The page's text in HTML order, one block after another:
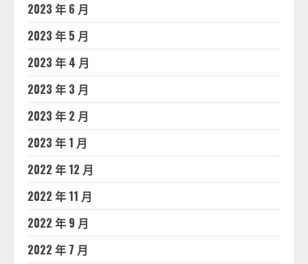
2023 年 6 月
2023 年 5 月
2023 年 4 月
2023 年 3 月
2023 年 2 月
2023 年 1 月
2022 年 12 月
2022 年 11 月
2022 年 9 月
2022 年 7 月